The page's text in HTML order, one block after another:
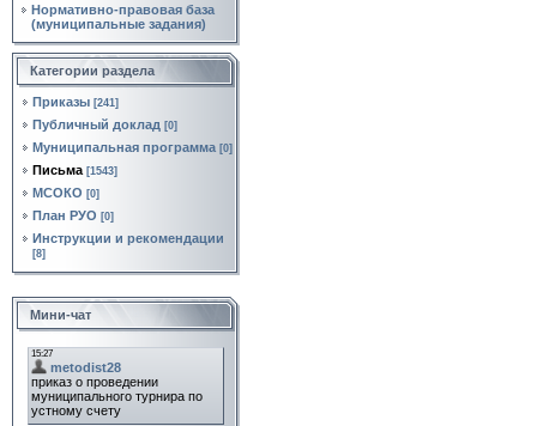
Нормативно‑правовая база
(муниципальные задания)
Категории раздела
Приказы [241]
Публичный доклад [0]
Муниципальная программа [0]
Письма [1543]
МСОКО [0]
План РУО [0]
Инструкции и рекомендации
[8]
Мини-чат